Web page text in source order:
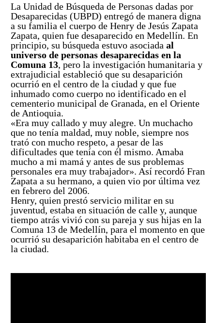
La Unidad de Búsqueda de Personas dadas por
Desaparecidas (UBPD) entregó de manera digna
a su familia el cuerpo de Henry de Jesús Zapata
Zapata, quien fue desaparecido en Medellín. En
principio, su búsqueda estuvo asociadaal
universo de personas desaparecidas en la
Comuna 13, pero la investigación humanitaria y
extrajudicial estableció que su desaparición
ocurrió en el centro de la ciudad y que fue
inhumado como cuerpo no identificado en el
cementerio municipal de Granada, en el Oriente
de Antioquia.
«Era muy callado y muy alegre. Un muchacho
que no tenía maldad, muy noble, siempre nos
trató con mucho respeto, a pesar de las
dificultades que tenía con él mismo. Amaba
mucho a mi mamá y antes de sus problemas
personales era muy trabajador». Así recordó Fran
Zapata a su hermano, a quien vio por última vez
en febrero del 2006.
Henry, quien prestó servicio militar en su
juventud, estaba en situación de calle y, aunque
tiempo atrás vivió con su pareja y sus hijas en la
Comuna 13 de Medellín, para el momento en que
ocurrió su desaparición habitaba en el centro de
la ciudad.